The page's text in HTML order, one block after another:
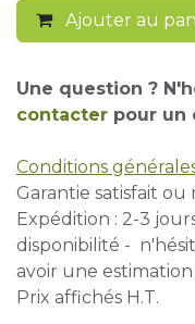
Ajouter au
Une question ?
contacter pour un
Conditions
Garantie satisfait
Expédition : 2-3
disponibilité -
avoir une estimation
Prix affichés H.T.